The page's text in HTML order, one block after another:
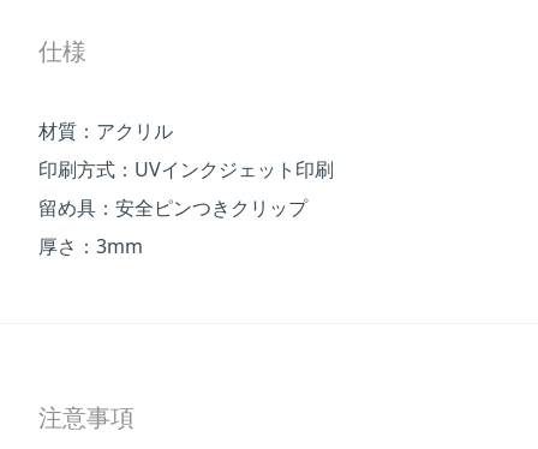
仕様
材質：アクリル
印刷方式：UVインクジェット印刷
留め具：安全ピンつきクリップ
厚さ：3mm
注意事項